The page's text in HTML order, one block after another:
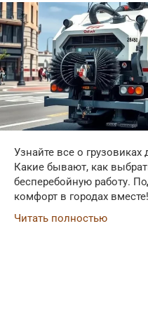
Узнайте все о
Какие бывают, как
бесперебойную работу.
комфорт в городах вместе!
Читать полностью